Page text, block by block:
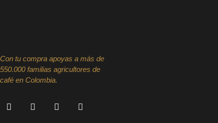
Con tu compra apoyas a más de
550.000 familias agricultores de
café en Colombia.